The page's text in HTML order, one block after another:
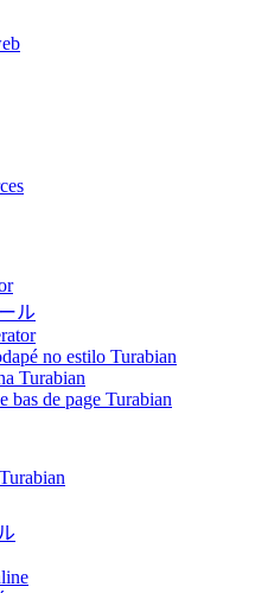
ル
no estilo Turabian
Turabian
bas de page Turabian